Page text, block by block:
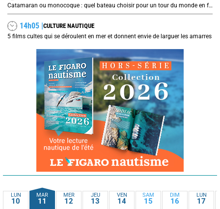
Catamaran ou monocoque : quel bateau choisir pour un tour du monde en famille ?
14h05 |CULTURE NAUTIQUE
5 films cultes qui se déroulent en mer et donnent envie de larguer les amarres
LUN
10
MAR
11
MER
12
JEU
13
VEN
14
SAM
15
DIM
16
LUN
17